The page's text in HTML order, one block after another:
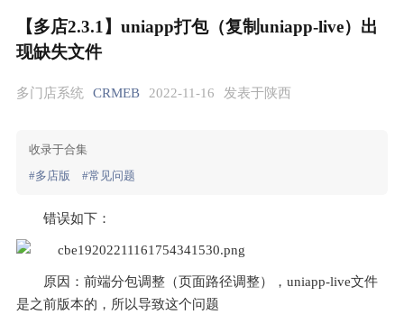
【多店2.3.1】uniapp打包（复制uniapp-live）出
现缺失文件
多门店系统 CRMEB 2022-11-16 发表于陕西
收录于合集
#多店版
#常见问题
错误如下：
原因：前端分包调整（页面路径调整），uniapp-live文件
是之前版本的，所以导致这个问题